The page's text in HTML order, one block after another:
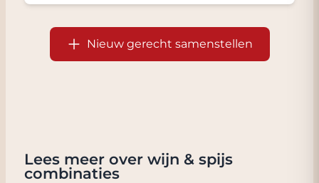
Nieuw gerecht samenstellen
Lees meer over wijn & spijs
combinaties